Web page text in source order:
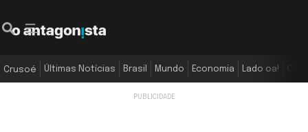
Crusoé Últimas Notícias Brasil Mundo Economia Lado oa!